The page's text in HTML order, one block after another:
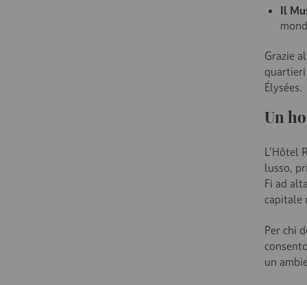
Il
Grazie
quartieri
Élysées.
Un
L'Hôtel
lusso,
Fi ad
capitale
Per chi
un